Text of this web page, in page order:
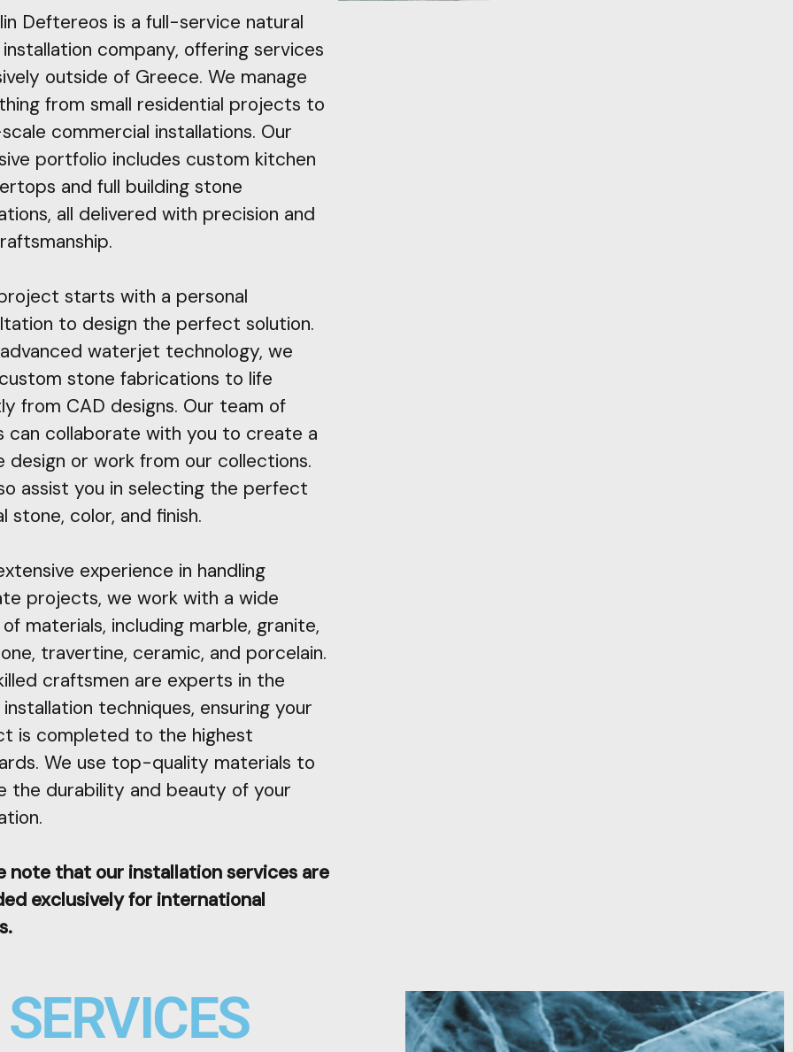
Deftereos is a full-service natural
company, offering services
outside of Greece. We manage
from small residential projects to
commercial installations. Our
portfolio includes custom kitchen
and full building stone
all delivered with precision and
starts with a personal
to design the perfect solution.
waterjet technology, we
stone fabrications to life
from CAD designs. Our team of
can collaborate with you to create a
design or work from our collections.
assist you in selecting the perfect
stone, color, and finish.
experience in handling
projects, we work with a wide
materials, including marble, granite,
travertine, ceramic, and porcelain.
craftsmen are experts in the
techniques, ensuring your
is completed to the highest
We use top-quality materials to
the durability and beauty of your
note that our installation services are
exclusively for international
SERVICES